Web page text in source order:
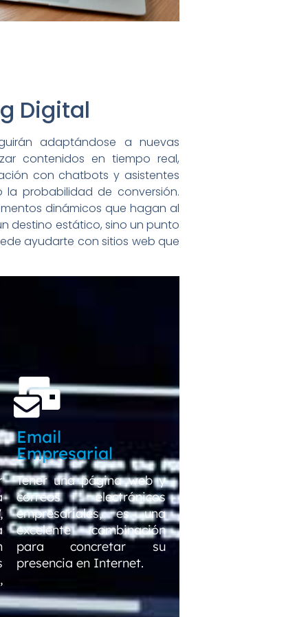
Digital
adaptándose a nuevas
contenidos en tiempo real,
con chatbots y asistentes
probabilidad de conversión.
dinámicos que hagan al
destino estático, sino un punto
ayudarte con sitios web que
Email
Empresarial
Tener una página web y
correos electrónicos
empresariales, es una
excelente combinación
para concretar su
presencia en Internet.